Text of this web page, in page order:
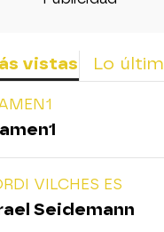
vistas Lo
VILCHES ES
Seidemann